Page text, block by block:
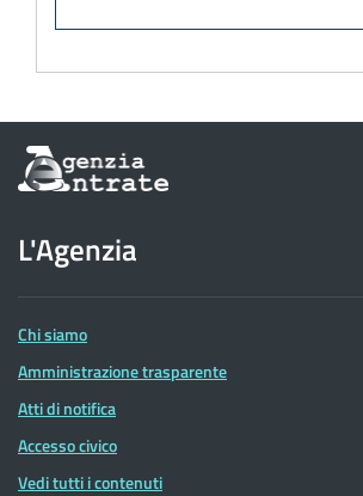
Informazioni
sul
dell'Agenzia
delle
Entrate
L'Agenzia
Chi siamo
Amministrazione trasparente
Atti di notifica
Accesso civico
Vedi tutti i contenuti